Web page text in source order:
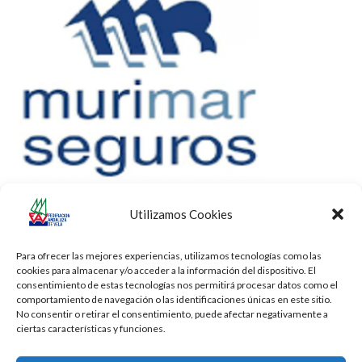
Utilizamos Cookies
Para ofrecer las mejores experiencias, utilizamos tecnologías como las
cookies para almacenar y/o acceder a la información del dispositivo. El
consentimiento de estas tecnologías nos permitirá procesar datos como el
comportamiento de navegación o las identificaciones únicas en este sitio.
No consentir o retirar el consentimiento, puede afectar negativamente a
ciertas características y funciones.